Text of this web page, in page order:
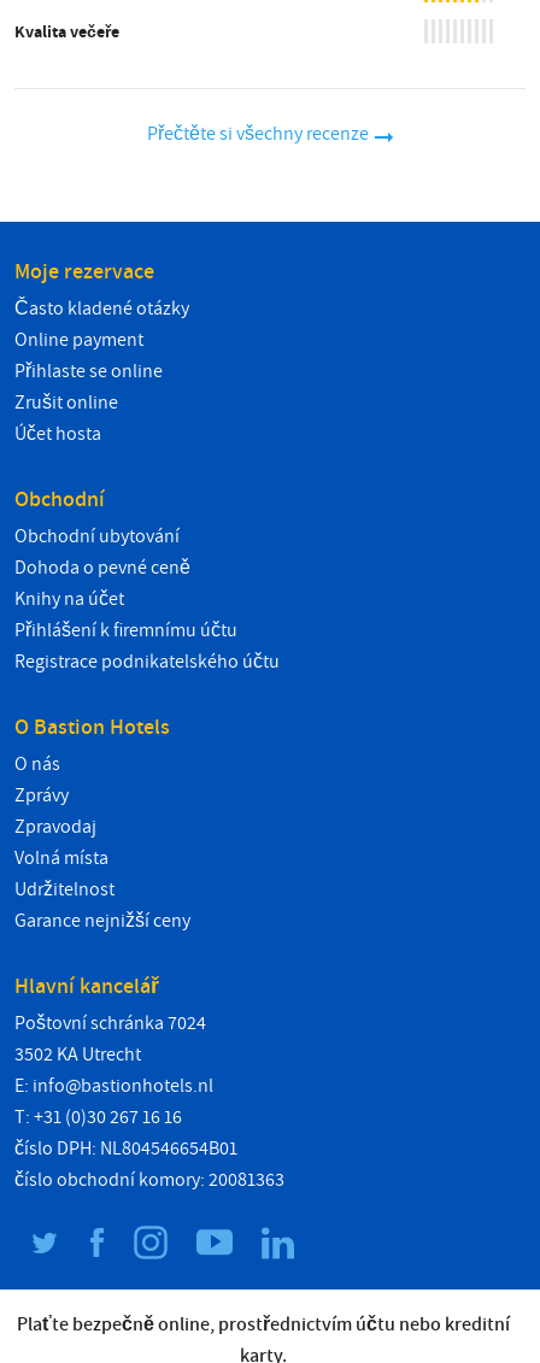
Kvalita večeře
Přečtěte si všechny recenze
Moje rezervace
Často kladené otázky
Online payment
Přihlaste se online
Zrušit online
Účet hosta
Obchodní
Obchodní ubytování
Dohoda o pevné ceně
Knihy na účet
Přihlášení k firemnímu účtu
Registrace podnikatelského účtu
O Bastion Hotels
O nás
Zprávy
Zpravodaj
Volná místa
Udržitelnost
Garance nejnižší ceny
Hlavní kancelář
Poštovní schránka 7024
3502 KA Utrecht
E: info@bastionhotels.nl
T: +31 (0)30 267 16 16
číslo DPH: NL804546654B01
číslo obchodní komory: 20081363
Plaťte bezpečně online, prostřednictvím účtu nebo kreditní
karty.